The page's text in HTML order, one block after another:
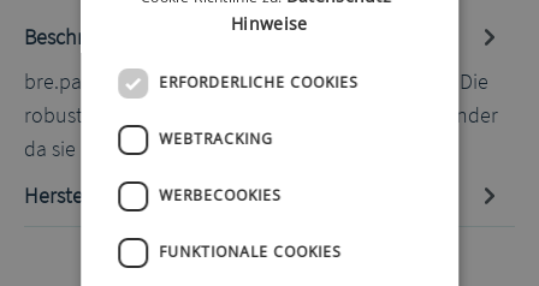
Beschreibung
bre.parat Pumpentasche Softshell blau 80-95cm Die
robuste Tasche mit Reißverschluss ist ideal für Kinder
da sie aus wasser-…Mehr
Hersteller-Informationen
Hinweise
ERFORDERLICHE COOKIES
WEBTRACKING
WERBECOOKIES
FUNKTIONALE COOKIES